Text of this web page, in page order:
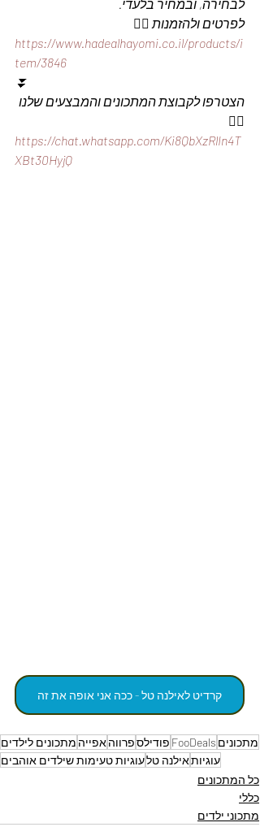
לבחירה, ובמחיר בלעדי.
לפרטים ולהזמנות 👇🏼
https://www.hadealhayomi.co.il/products/i
tem/3846
⏬
הצטרפו לקבוצת המתכונים והמבצעים שלנו
👇🏽
https://chat.whatsapp.com/Ki8QbXzRlIn4T
XBt30HyjQ
קרדיט לאילנה טל - ככה אני אופה את זה
מתכונים FooDeals פודילספרווהאפייה מתכונים לילדים
עוגיותאילנה טלעוגיות טעימות שילדים אוהבים
כל המתכונים
כללי
מתכוני ילדים